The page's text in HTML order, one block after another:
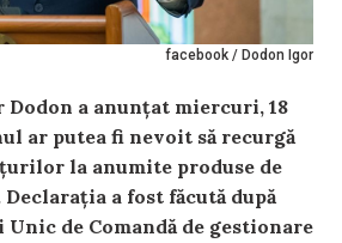
facebook / Dodon Igor
a anunțat miercuri, 18
ar putea fi nevoit să recurgă
la anumite produse de
a fost făcută după
de Comandă de gestionare